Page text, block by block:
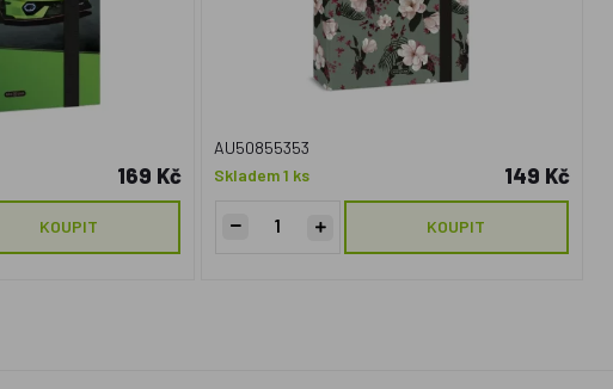
169 Kč
KOUPIT
AU50855353
Skladem 1 ks
149 Kč
KOUPIT